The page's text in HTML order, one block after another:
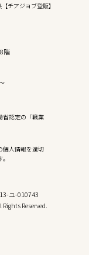
チアジョブ登販】
階
省認定の「職業
個人情報を適切
ユ-010743
Reserved.